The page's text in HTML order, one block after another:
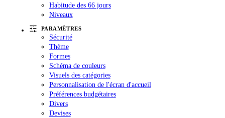
Habitude des 66 jours
Niveaux
PARAMÈTRES
Sécurité
Thème
Formes
Schéma de couleurs
Visuels des catégories
Personnalisation de l'écran d'accueil
Préférences budgétaires
Divers
Devises